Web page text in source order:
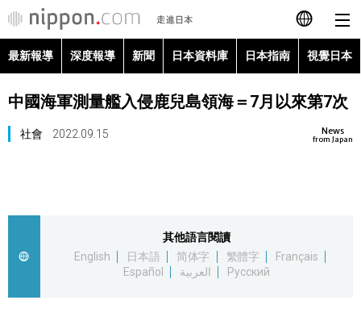
日本語
English
العربية
最新報導 深度報導 新聞 日本資料庫 日本指南 視覺日本
中國海軍測量艦入侵鹿兒島領海＝7月以來第7次
News
from Japan
社會 2022.09.15
其他語言閱讀
English
日本語 简体字 繁體字
Français
Español
العربية Русский